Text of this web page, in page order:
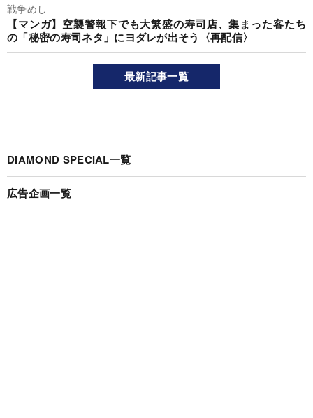
戦争めし
【マンガ】空襲警報下でも大繁盛の寿司店、集まった客たち
の「秘密の寿司ネタ」にヨダレが出そう〈再配信〉
最新記事一覧
DIAMOND SPECIAL一覧
広告企画一覧